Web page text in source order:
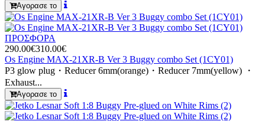
Αγορασε το
ΠΡΟΣΦΟΡΑ
290.00€310.00€
Os Engine MAX-21XR-B Ver 3 Buggy combo Set (1CY01)
P3 glow plug・Reducer 6mm(orange)・Reducer 7mm(yellow) ・
Exhaust...
Αγορασε το